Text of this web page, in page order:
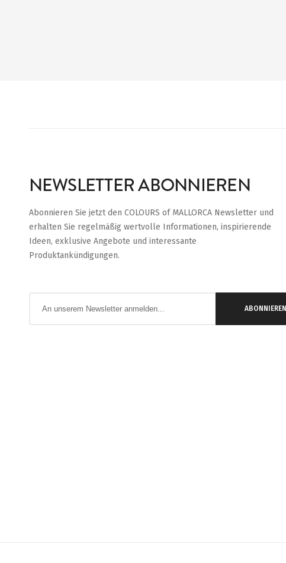
NEWSLETTER ABONNIEREN
Abonnieren Sie jetzt den COLOURS of MALLORCA Newsletter und
erhalten Sie regelmäßig wertvolle Informationen, inspirierende
Ideen, exklusive Angebote und interessante
Produktankündigungen.
ABONNIEREN